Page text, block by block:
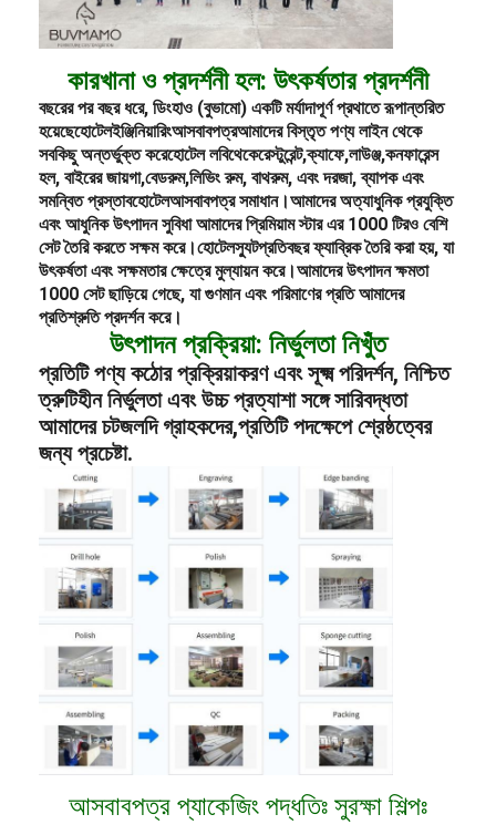
কারখানা ও প্রদর্শনী হল: উৎকর্ষতার প্রদর্শনী
বছরের পর বছর ধরে, ডিংহাও (বুভামো) একটি মর্যাদাপূর্ণ প্রথাতে রূপান্তরিত
হয়েছেহোটেলইঞ্জিনিয়ারিংআসবাবপত্রআমাদের বিস্তৃত পণ্য লাইন থেকে
সবকিছু অন্তর্ভুক্ত করেহোটেল লবিথেকেরেস্টুরেন্ট,ক্যাফে,লাউঞ্জ,কনফারেন্স
হল, বাইরের জায়গা,বেডরুম,লিভিং রুম, বাথরুম, এবং দরজা, ব্যাপক এবং
সমন্বিত প্রস্তাবহোটেলআসবাবপত্র সমাধান।আমাদের অত্যাধুনিক প্রযুক্তি
এবং আধুনিক উৎপাদন সুবিধা আমাদের প্রিমিয়াম স্টার এর 1000 টিরও বেশি
সেট তৈরি করতে সক্ষম করে।হোটেলস্যুটপ্রতিবছর ফ্যাব্রিক তৈরি করা হয়, যা
উৎকর্ষতা এবং সক্ষমতার ক্ষেত্রে মুল্যায়ন করে।আমাদের উৎপাদন ক্ষমতা
1000 সেট ছাড়িয়ে গেছে, যা গুণমান এবং পরিমাণের প্রতি আমাদের
প্রতিশ্রুতি প্রদর্শন করে।
উৎপাদন প্রক্রিয়া: নির্ভুলতা নিখুঁত
প্রতিটি পণ্য কঠোর প্রক্রিয়াকরণ এবং সূক্ষ্ম পরিদর্শন, নিশ্চিত
ত্রুটিহীন নির্ভুলতা এবং উচ্চ প্রত্যাশা সঙ্গে সারিবদ্ধতা
আমাদের চটজলদি গ্রাহকদের,প্রতিটি পদক্ষেপে শ্রেষ্ঠত্বের
জন্য প্রচেষ্টা.
আসবাবপত্র প্যাকেজিং পদ্ধতিঃ সুরক্ষা শিল্পঃ